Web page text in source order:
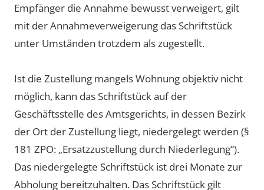
Empfänger die Annahme bewusst verweigert, gilt
mit der Annahmeverweigerung das Schriftstück
unter Umständen trotzdem als zugestellt.
Ist die Zustellung mangels Wohnung objektiv nicht
möglich, kann das Schriftstück auf der
Geschäftsstelle des Amtsgerichts, in dessen Bezirk
der Ort der Zustellung liegt, niedergelegt werden (§
181 ZPO: „Ersatzzustellung durch Niederlegung“).
Das niedergelegte Schriftstück ist drei Monate zur
Abholung bereitzuhalten. Das Schriftstück gilt